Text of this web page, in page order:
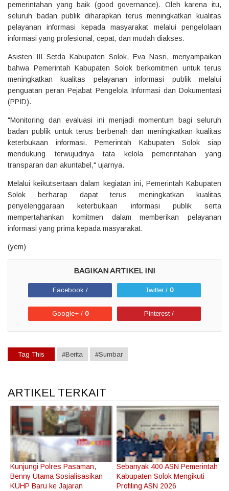
pemerintahan yang baik (good governance). Oleh karena itu,
seluruh badan publik diharapkan terus meningkatkan kualitas
pelayanan informasi kepada masyarakat melalui pengelolaan
informasi yang profesional, cepat, dan mudah diakses.
Asisten III Setda Kabupaten Solok, Eva Nasri, menyampaikan
bahwa Pemerintah Kabupaten Solok berkomitmen untuk terus
meningkatkan kualitas pelayanan informasi publik melalui
penguatan peran Pejabat Pengelola Informasi dan Dokumentasi
(PPID).
"Monitoring dan evaluasi ini menjadi momentum bagi seluruh
badan publik untuk terus berbenah dan meningkatkan kualitas
keterbukaan informasi. Pemerintah Kabupaten Solok siap
mendukung terwujudnya tata kelola pemerintahan yang
transparan dan akuntabel," ujarnya.
Melalui keikutsertaan dalam kegiatan ini, Pemerintah Kabupaten
Solok berharap dapat terus meningkatkan kualitas
penyelenggaraan keterbukaan informasi publik serta
mempertahankan komitmen dalam memberikan pelayanan
informasi yang prima kepada masyarakat.
(yem)
Facebook / Twitter / 0
Google+ / 0 Pinterest /
Tag This #Berita #Sumbar
ARTIKEL TERKAIT
Kunjungi Polres Pasaman,
Benny Utama Sosialisasikan
KUHP Baru ke Jajaran
Sebanyak 400 ASN Pemerintah
Kabupaten Solok Mengikuti
Profiling ASN 2026